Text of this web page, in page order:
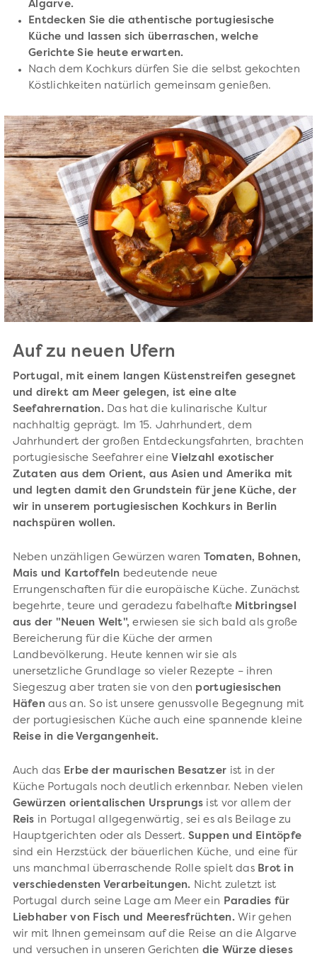
Algarve.
Entdecken Sie die athentische portugiesische
Küche und lassen sich überraschen, welche
Gerichte Sie heute erwarten.
Nach dem Kochkurs dürfen Sie die selbst gekochten
Köstlichkeiten natürlich gemeinsam genießen.
Auf zu neuen Ufern
Portugal, mit einem langen Küstenstreifen gesegnet
und direkt am Meer gelegen, ist eine alte
Seefahrernation. Das hat die kulinarische Kultur
nachhaltig geprägt. Im 15. Jahrhundert, dem
Jahrhundert der großen Entdeckungsfahrten, brachten
portugiesische Seefahrer eine Vielzahl exotischer
Zutaten aus dem Orient, aus Asien und Amerika mit
und legten damit den Grundstein für jene Küche, der
wir in unserem portugiesischen Kochkurs in Berlin
nachspüren wollen.
Neben unzähligen Gewürzen waren Tomaten, Bohnen,
Mais und Kartoffeln bedeutende neue
Errungenschaften für die europäische Küche. Zunächst
begehrte, teure und geradezu fabelhafteMitbringsel
aus der "Neuen Welt", erwiesen sie sich bald als große
Bereicherung für die Küche der armen
Landbevölkerung. Heute kennen wir sie als
unersetzliche Grundlage so vieler Rezepte – ihren
Siegeszug aber traten sie von den portugiesischen
Häfenaus an. So ist unsere genussvolle Begegnung mit
der portugiesischen Küche auch eine spannende kleine
Reise in die Vergangenheit.
Auch das Erbe der maurischen Besatzer ist in der
Küche Portugals noch deutlich erkennbar. Neben vielen
Gewürzen orientalischen Ursprungs ist vor allem der
Reis in Portugal allgegenwärtig, sei es als Beilage zu
Hauptgerichten oder als Dessert.Suppen und Eintöpfe
sind ein Herzstück der bäuerlichen Küche, und eine für
uns manchmal überraschende Rolle spielt das Brot in
verschiedensten Verarbeitungen. Nicht zuletzt ist
Portugal durch seine Lage am Meer ein Paradies für
Liebhaber von Fisch und Meeresfrüchten. Wir gehen
wir mit Ihnen gemeinsam auf die Reise an die Algarve
und versuchen in unseren Gerichten die Würze dieses